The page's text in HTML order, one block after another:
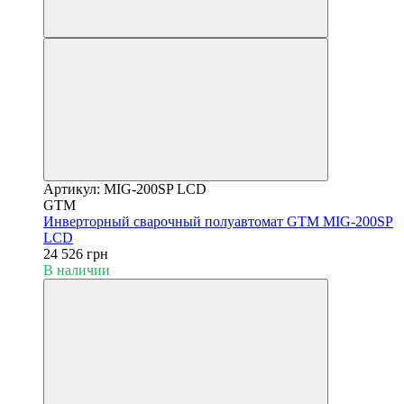
Артикул: MIG-200SP LCD
GTM
Инверторный сварочный полуавтомат GTM MIG-200SP
LCD
24 526 грн
В наличии